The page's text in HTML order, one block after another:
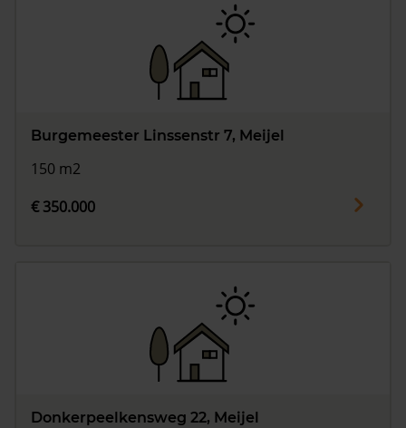
Burgemeester Linssenstr 7, Meijel
150 m2
€ 350.000
Donkerpeelkensweg 22, Meijel